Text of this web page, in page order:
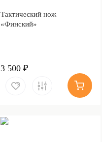
Тактический нож
«Финский»
3 500 ₽